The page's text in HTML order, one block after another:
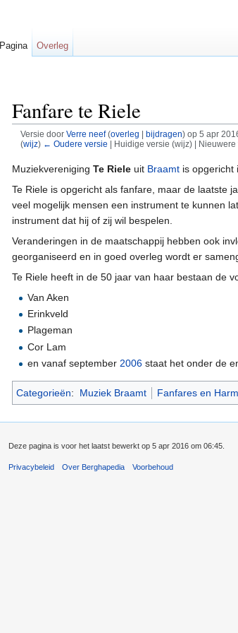
Fanfare te Riele
Versie door Verre neef (overleg bijdragen)op 5 apr
(wijz) ← Oudere versie | Huidige versie (wijz) |
Muziekvereniging Te Riele uit Braamt is opgericht
Te Riele is opgericht als fanfare, maar de laatste
veel mogelijk mensen een instrument te kunnen
instrument dat hij of zij wil bespelen.
Veranderingen in de maatschappij hebben ook
georganiseerd en in goed overleg wordt er
Te Riele heeft in de 50 jaar van haar bestaan de
Van Aken
Erinkveld
Plageman
Cor Lam
en vanaf september 2006 staat het onder de
Categorieën: Muziek Braamt Fanfares en
Pagina Overleg
Deze pagina is voor het laatst bewerkt op 5 apr 2016 om 06:45.
Privacybeleid Over Berghapedia Voorbehoud